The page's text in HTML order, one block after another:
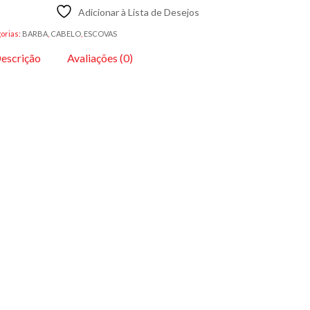
Adicionar à Lista de Desejos
BARBA CABELO ESCOVAS
Avaliações (0)